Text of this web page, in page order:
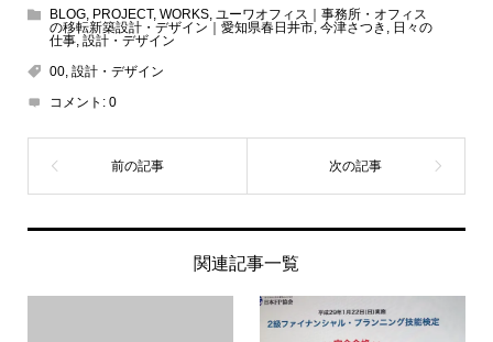
BLOG, PROJECT, WORKS, ユーワオフィス｜事務所・オフィス
の移転新築設計・デザイン｜愛知県春日井市, 今津さつき
日々の
仕事, 設計・デザイン
00, 設計・デザイン
コメント: 0
関連記事一覧